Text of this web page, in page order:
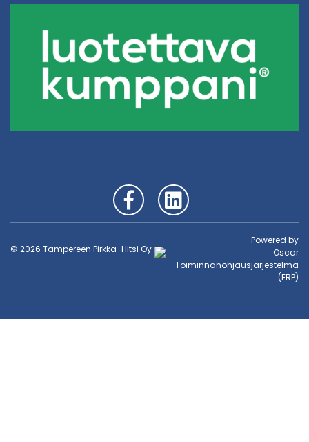
© 2026 Tampereen Pirkka-Hitsi Oy
Powered by